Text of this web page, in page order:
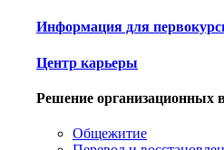
Информация для
Центр карьеры
Решение организационных
Общежитие